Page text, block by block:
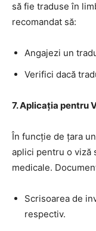
să fie traduse în
recomandat să:
Angajezi un
Verifici dacă
7. Aplicația pentru
În funcție de țara
aplici pentru o viză
medicale.
Scrisoarea de
respectiv.